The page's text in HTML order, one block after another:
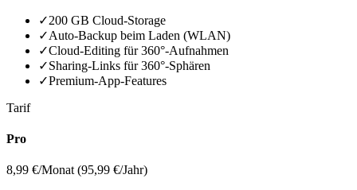
✓200 GB Cloud-Storage
✓Auto-Backup beim Laden (WLAN)
✓Cloud-Editing für 360°-Aufnahmen
✓Sharing-Links für 360°-Sphären
✓Premium-App-Features
Tarif
Pro
8,99 €/Monat (95,99 €/Jahr)